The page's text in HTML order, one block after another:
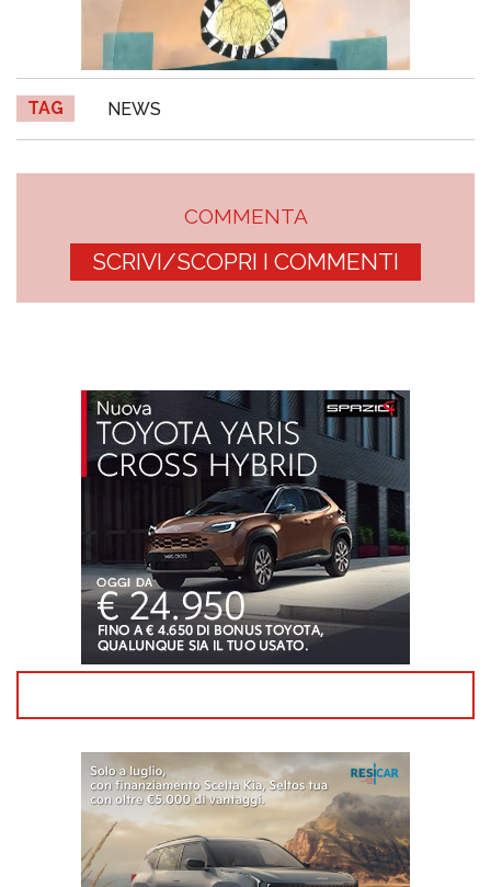
TAG NEWS
COMMENTA
SCRIVI/SCOPRI I COMMENTI